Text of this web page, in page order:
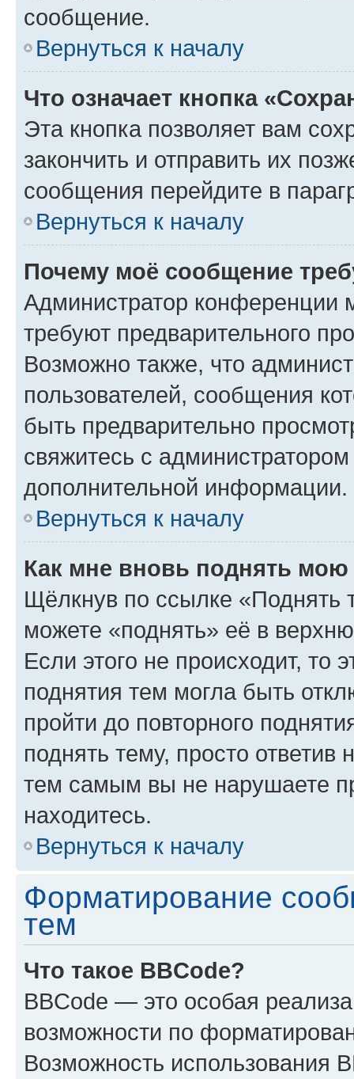
сообщение.
Вернуться к началу
Что означает кнопка
Эта кнопка позволяет вам
закончить и отправить их
сообщения перейдите в
Вернуться к началу
Почему моё сообщение
Администратор конференции
требуют предварительного
Возможно также, что
пользователей, сообщения
быть предварительно
свяжитесь с
дополнительной информации.
Вернуться к началу
Как мне вновь поднять мою
Щёлкнув по ссылке «Поднять
можете «поднять» её в
Если этого не происходит, то
поднятия тем могла быть
пройти до повторного
поднять тему, просто ответив
тем самым вы не нарушаете
находитесь.
Вернуться к началу
Форматирование
тем
Что такое BBCode?
BBCode — это особая
возможности по
Возможность использования